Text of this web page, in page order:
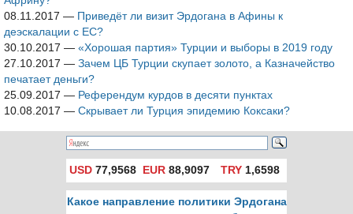
08.11.2017 — Приведёт ли визит Эрдогана в Афины к
деэскалации с ЕС?
30.10.2017 — «Хорошая партия» Турции и выборы в 2019 году
27.10.2017 — Зачем ЦБ Турции скупает золото, а Казначейство
печатает деньги?
25.09.2017 — Референдум курдов в десяти пунктах
10.08.2017 — Скрывает ли Турция эпидемию Коксаки?
USD 77,9568 EUR 88,9097 TRY1,6598
Какое направление политики Эрдогана